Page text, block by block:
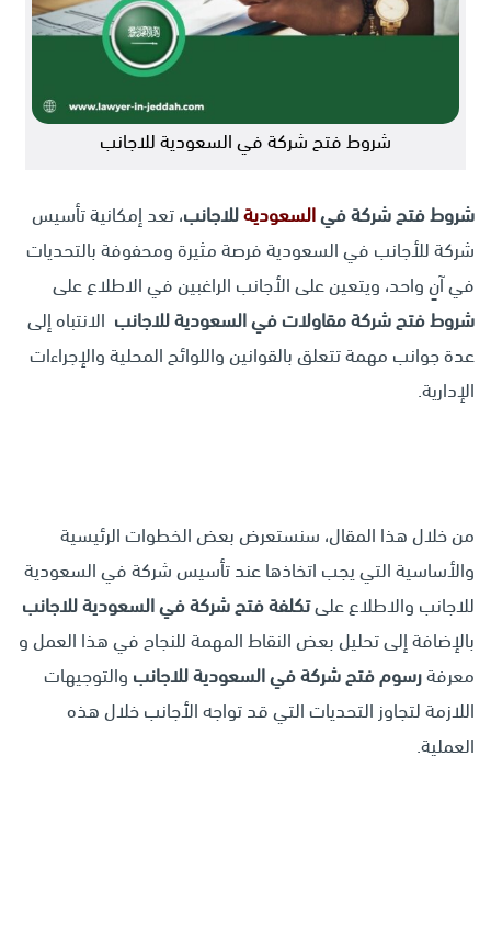
شروط فتح شركة في السعودية للاجانب
شروط فتح شركة فيالسعوديةللاجانب، تعد إمكانية تأسيس
شركة للأجانب في السعودية فرصة مثيرة ومحفوفة بالتحديات
في آنٍ واحد، ويتعين على الأجانب الراغبين في الاطلاع على
شروط فتح شركة مقاولات في السعودية للاجانب الانتباه إلى
عدة جوانب مهمة تتعلق بالقوانين واللوائح المحلية والإجراءات
الإدارية.
من خلال هذا المقال، سنستعرض بعض الخطوات الرئيسية
والأساسية التي يجب اتخاذها عند تأسيس شركة في السعودية
للاجانب والاطلاع علىتكلفة فتح شركة في السعودية للاجانب
بالإضافة إلى تحليل بعض النقاط المهمة للنجاح في هذا العمل و
معرفةرسوم فتح شركة في السعودية للاجانب والتوجيهات
اللازمة لتجاوز التحديات التي قد تواجه الأجانب خلال هذه
العملية.